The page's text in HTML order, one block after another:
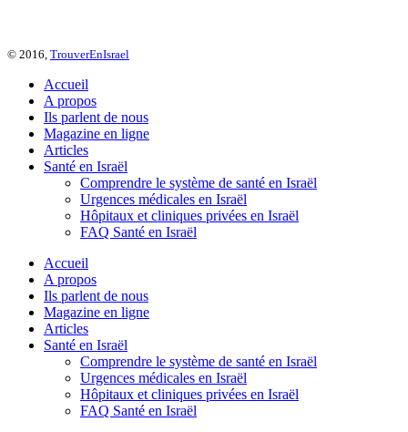
© 2016, TrouverEnIsrael
Accueil
A propos
Ils parlent de nous
Magazine en ligne
Articles
Santé en Israël
Comprendre le système de santé en Israël
Urgences médicales en Israël
Hôpitaux et cliniques privées en Israël
FAQ Santé en Israël
Accueil
A propos
Ils parlent de nous
Magazine en ligne
Articles
Santé en Israël
Comprendre le système de santé en Israël
Urgences médicales en Israël
Hôpitaux et cliniques privées en Israël
FAQ Santé en Israël